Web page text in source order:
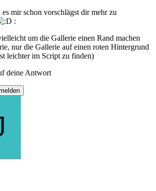
mir schon vorschlägst dir mehr zu
:
um die Gallerie einen Rand machen
nur die Gallerie auf einen roten Hintergrund
leichter im Script zu finden)
deine Antwort